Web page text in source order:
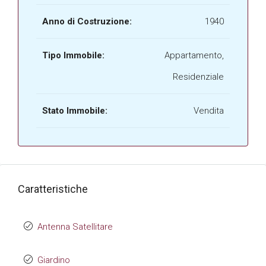
Anno di Costruzione: 1940
Tipo Immobile:
Appartamento,
Residenziale
Stato Immobile: Vendita
Caratteristiche
Antenna Satellitare
Giardino